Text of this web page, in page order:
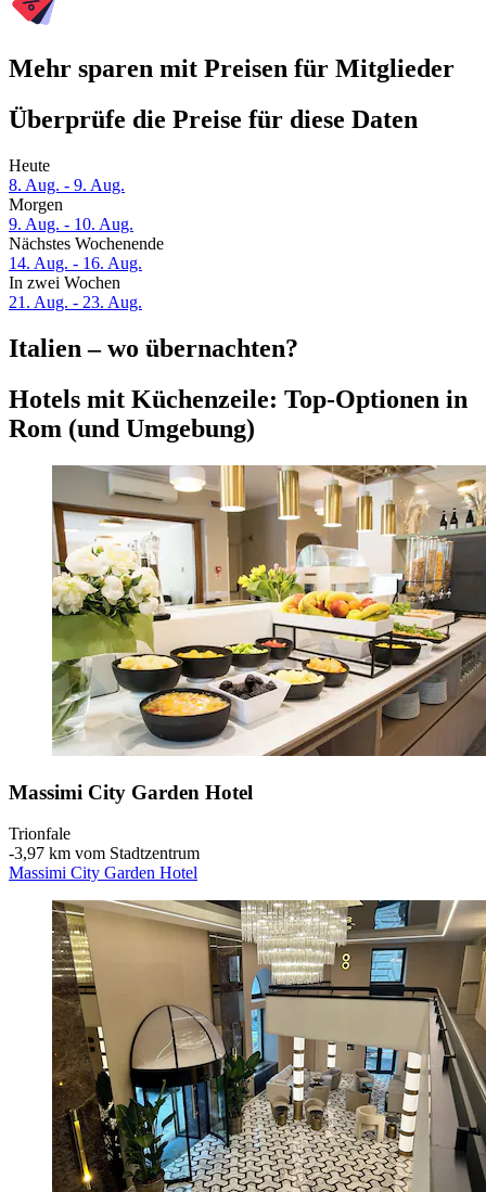
Mehr sparen mit Preisen für Mitglieder
Überprüfe die Preise für diese Daten
Heute
8. Aug. - 9. Aug.
Morgen
9. Aug. - 10. Aug.
Nächstes Wochenende
14. Aug. - 16. Aug.
In zwei Wochen
21. Aug. - 23. Aug.
Italien – wo übernachten?
Hotels mit Küchenzeile: Top-Optionen in
Rom (und Umgebung)
Massimi City Garden Hotel
Trionfale
‐3,97 km vom Stadtzentrum
Massimi City Garden Hotel